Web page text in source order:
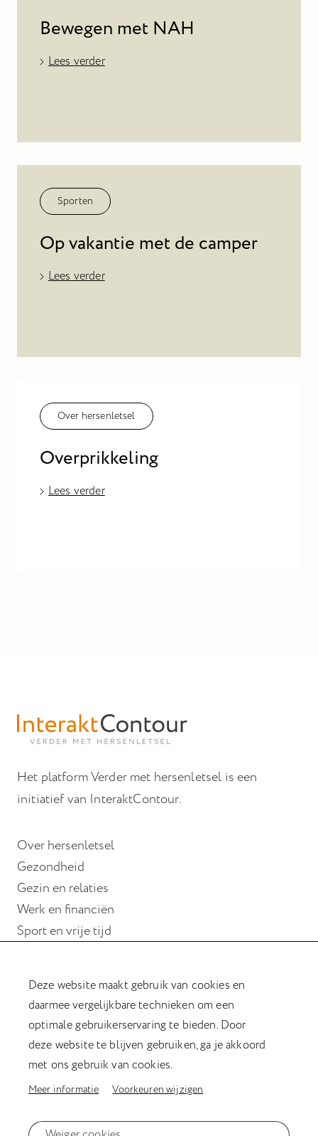
Bewegen met NAH
Lees verder
Sporten
Op vakantie met de camper
Lees verder
Over hersenletsel
Overprikkeling
Lees verder
Het platform Verder met hersenletsel is een
initiatief van InteraktContour.
Over hersenletsel
Gezondheid
Gezin en relaties
Werk en financiën
Sport en vrije tijd
Wonen
Hulp bij hersenletsel
Magazine Verder met hersenletsel
Kookboek
Afasiesleutelhanger
Privacyverklaring
Deze website maakt gebruik van cookies en
daarmee vergelijkbare technieken om een
optimale gebruikerservaring te bieden. Door
deze website te blijven gebruiken, ga je akkoord
met ons gebruik van cookies.
Meer informatie Voorkeuren wijzigen